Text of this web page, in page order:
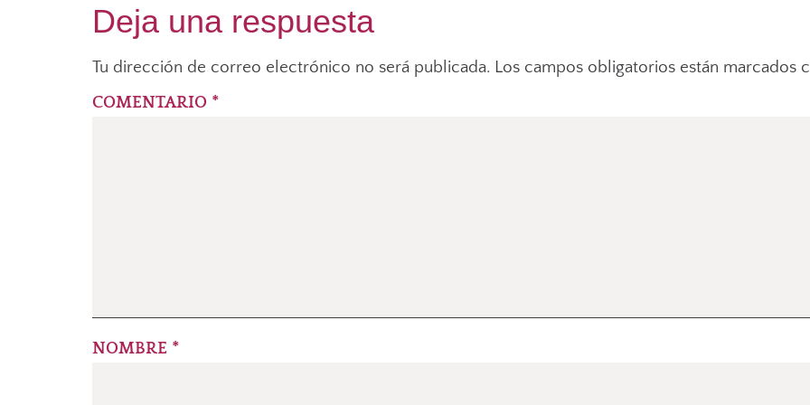
Deja una respuesta
Tu dirección de correo electrónico no será publicada. Los campos obligatorios están marcados
COMENTARIO *
NOMBRE *